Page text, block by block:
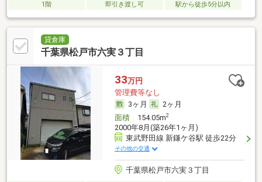
1階 即引き渡し可 駅から徒歩5分以内
貸倉庫
千葉県松戸市六実３丁目
33万円
管理費等なし
3ヶ月
2ヶ月
面積154.05m2
2000年8月(築26年1ヶ月)
東武野田線 新鎌ケ谷駅 徒歩22分
その他の交通
千葉県松戸市六実３丁目